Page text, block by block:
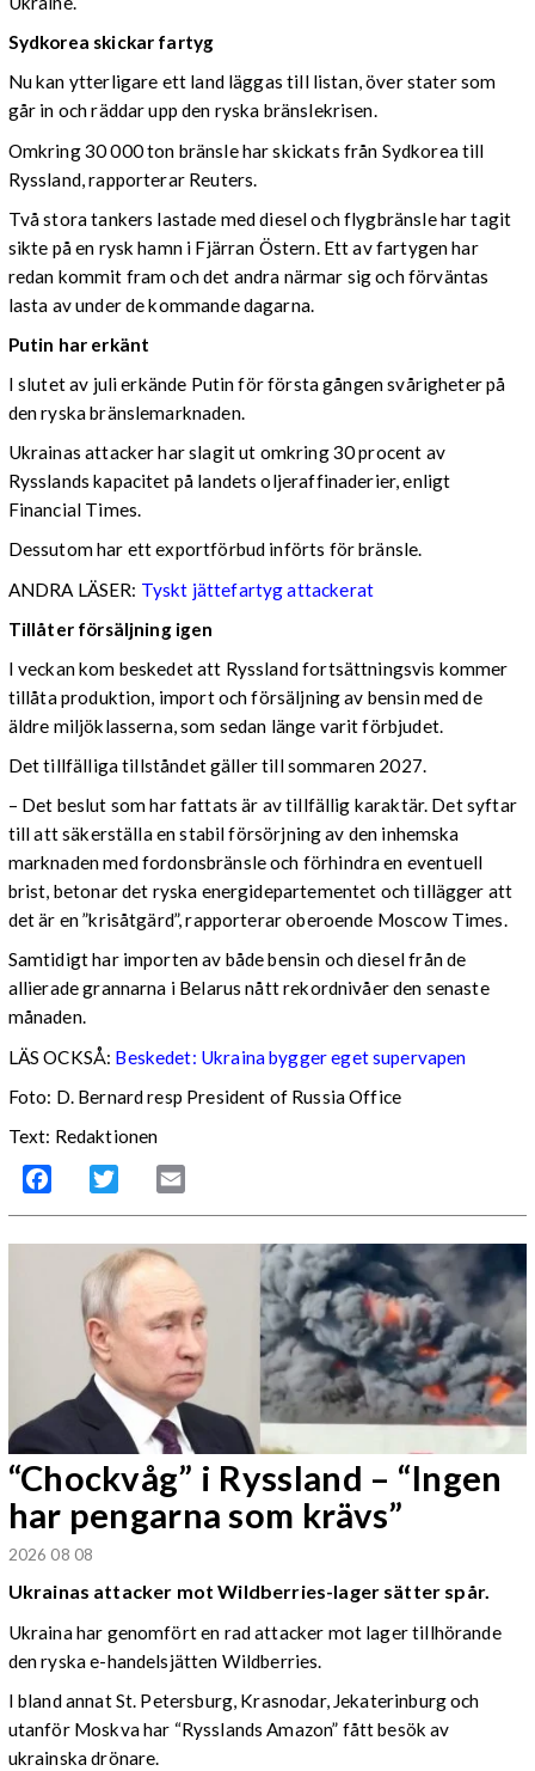
Sydkorea skickar fartyg
Nu kan ytterligare ett land läggas till listan, över stater som
går in och räddar upp den ryska bränslekrisen.
Omkring 30 000 ton bränsle har skickats från Sydkorea till
Ryssland, rapporterar Reuters.
Två stora tankers lastade med diesel och flygbränsle har tagit
sikte på en rysk hamn i Fjärran Östern. Ett av fartygen har
redan kommit fram och det andra närmar sig och förväntas
lasta av under de kommande dagarna.
Putin har erkänt
I slutet av juli erkände Putin för första gången svårigheter på
den ryska bränslemarknaden.
Ukrainas attacker har slagit ut omkring 30 procent av
Rysslands kapacitet på landets oljeraffinaderier, enligt
Financial Times.
Dessutom har ett exportförbud införts för bränsle.
ANDRA LÄSER: Tyskt jättefartyg attackerat
Tillåter försäljning igen
I veckan kom beskedet att Ryssland fortsättningsvis kommer
tillåta produktion, import och försäljning av bensin med de
äldre miljöklasserna, som sedan länge varit förbjudet.
Det tillfälliga tillståndet gäller till sommaren 2027.
– Det beslut som har fattats är av tillfällig karaktär. Det syftar
till att säkerställa en stabil försörjning av den inhemska
marknaden med fordonsbränsle och förhindra en eventuell
brist, betonar det ryska energidepartementet och tillägger att
det är en ”krisåtgärd”, rapporterar oberoende Moscow Times.
Samtidigt har importen av både bensin och diesel från de
allierade grannarna i Belarus nått rekordnivåer den senaste
månaden.
LÄS OCKSÅ: Beskedet: Ukraina bygger eget supervapen
Foto: D. Bernard resp President of Russia Office
Text: Redaktionen
Facebook Twitter
“Chockvåg” i Ryssland – “Ingen
har pengarna som krävs”
2026 08 08
Ukrainas attacker mot Wildberries-lager sätter spår.
Ukraina har genomfört en rad attacker mot lager tillhörande
den ryska e-handelsjätten Wildberries.
I bland annat St. Petersburg, Krasnodar, Jekaterinburg och
utanför Moskva har “Rysslands Amazon” fått besök av
ukrainska drönare.